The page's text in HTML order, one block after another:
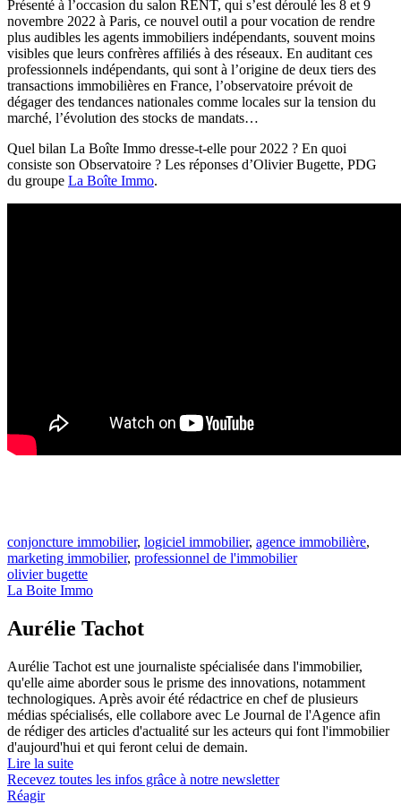
Présenté à l’occasion du salon RENT, qui s’est déroulé les 8 et 9
novembre 2022 à Paris, ce nouvel outil a pour vocation de rendre
plus audibles les agents immobiliers indépendants, souvent moins
visibles que leurs confrères affiliés à des réseaux. En auditant ces
professionnels indépendants, qui sont à l’origine de deux tiers des
transactions immobilières en France, l’observatoire prévoit de
dégager des tendances nationales comme locales sur la tension du
marché, l’évolution des stocks de mandats…
Quel bilan La Boîte Immo dresse-t-elle pour 2022 ? En quoi
consiste son Observatoire ? Les réponses d’Olivier Bugette, PDG
du groupe La Boîte Immo.
conjoncture immobilier, logiciel immobilier, agence immobilière,
marketing immobilier, professionnel de l'immobilier
olivier bugette
La Boite Immo
Aurélie Tachot
Aurélie Tachot est une journaliste spécialisée dans l'immobilier,
qu'elle aime aborder sous le prisme des innovations, notamment
technologiques. Après avoir été rédactrice en chef de plusieurs
médias spécialisés, elle collabore avec Le Journal de l'Agence afin
de rédiger des articles d'actualité sur les acteurs qui font l'immobilier
d'aujourd'hui et qui feront celui de demain.
Lire la suite
Recevez toutes les infos grâce à notre newsletter
Réagir